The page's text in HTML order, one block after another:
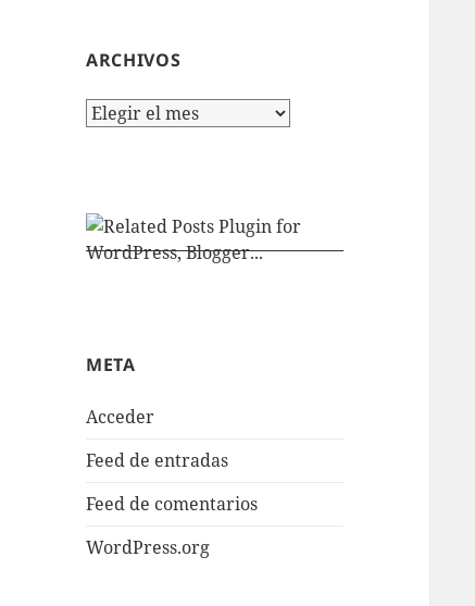
ARCHIVOS
Archivos
META
Acceder
Feed de entradas
Feed de comentarios
WordPress.org